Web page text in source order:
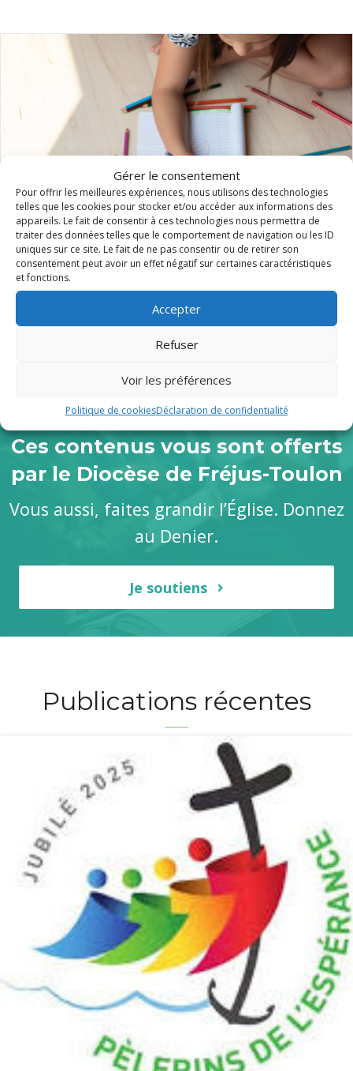
Gérer le consentement
Pour offrir les meilleures expériences, nous utilisons des technologies
telles que les cookies pour stocker et/ou accéder aux informations des
appareils. Le fait de consentir à ces technologies nous permettra de
traiter des données telles que le comportement de navigation ou les ID
uniques sur ce site. Le fait de ne pas consentir ou de retirer son
consentement peut avoir un effet négatif sur certaines caractéristiques
et fonctions.
Accepter
Refuser
Voir les préférences
Politique de cookiesDéclaration de confidentialité
Commun années ABC
Ces contenus vous sont offerts
par le Diocèse de Fréjus-Toulon
Vous aussi, faites grandir l’Église. Donnez
au Denier.
Je soutiens
Publications récentes